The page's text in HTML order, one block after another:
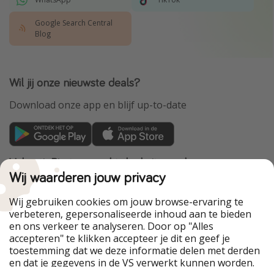
Google Search Central
Blog
Wil jij onze nieuwste deals?
Download onze app en blijf up-to-date
VakantiePiraten maakt deel uit van de
HolidayPirates Group
Onze markten
PiratinViaggio
HolidayPirates
WakacyjniPiraci
VoyagesPirates
Ferienpiraten
Urlaubspiraten
Urlaubspiraten
ViajerosPiratas
TravelPirates
Wij waarderen jouw privacy
Wij gebruiken cookies om jouw browse-ervaring te
verbeteren, gepersonaliseerde inhoud aan te bieden
en ons verkeer te analyseren. Door op "Alles
accepteren" te klikken accepteer je dit en geef je
toestemming dat we deze informatie delen met derden
en dat je gegevens in de VS verwerkt kunnen worden.